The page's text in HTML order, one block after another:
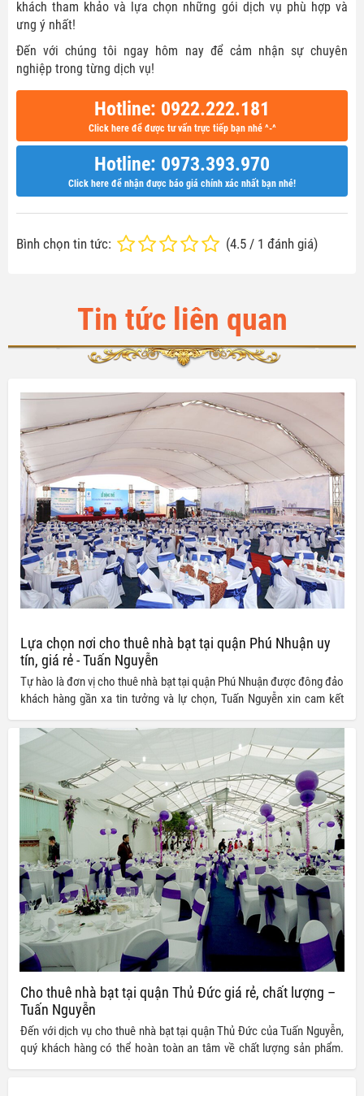
khách tham khảo và lựa chọn những gói dịch vụ phù hợp và
ưng ý nhất!
Đến với chúng tôi ngay hôm nay để cảm nhận sự chuyên
nghiệp trong từng dịch vụ!
Hotline: 0922.222.181
Click here để được tư vấn trực tiếp bạn nhé ^-^
Hotline: 0973.393.970
Click here để nhận được báo giá chính xác nhất bạn nhé!
Bình chọn tin tức: (4.5 / 1 đánh giá)
Tin tức liên quan
Lựa chọn nơi cho thuê nhà bạt tại quận Phú Nhuận uy
tín, giá rẻ - Tuấn Nguyễn
Tự hào là đơn vị cho thuê nhà bạt tại quận Phú Nhuận được đông đảo
khách hàng gần xa tin tưởng và lự chọn, Tuấn Nguyễn xin cam kết
hảo cho quý khách hàng.
Cho thuê nhà bạt tại quận Thủ Đức giá rẻ, chất lượng –
Tuấn Nguyễn
Đến với dịch vụ cho thuê nhà bạt tại quận Thủ Đức của Tuấn Nguyễn,
quý khách hàng có thể hoàn toàn an tâm về chất lượng sản phẩm.